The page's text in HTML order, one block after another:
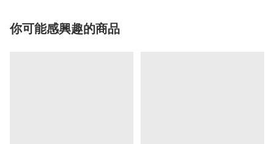
你可能感興趣的商品